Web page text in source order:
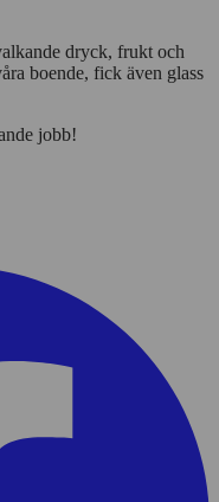
dryck, frukt och
boende, fick även glass
jobb!